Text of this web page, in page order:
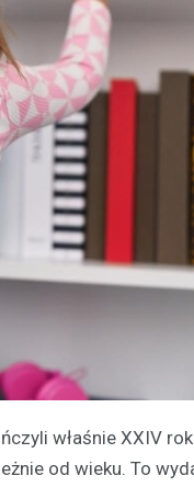
właśnie XXIV
od wieku. To